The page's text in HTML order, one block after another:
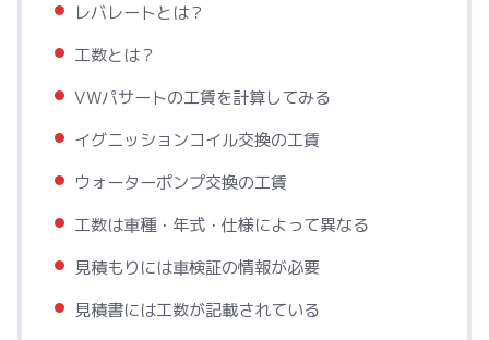
レバレートとは？
工数とは？
VWパサートの工賃を計算してみる
イグニッションコイル交換の工賃
ウォーターポンプ交換の工賃
工数は車種・年式・仕様によって異なる
見積もりには車検証の情報が必要
見積書には工数が記載されている